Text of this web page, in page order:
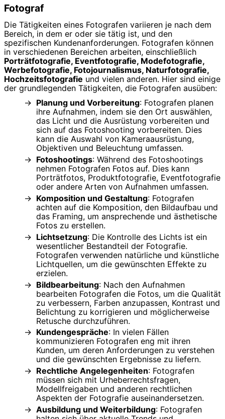
Fotograf
Die Tätigkeiten eines Fotografen variieren je nach dem
Bereich, in dem er oder sie tätig ist, und den
spezifischen Kundenanforderungen. Fotografen können
in verschiedenen Bereichen arbeiten, einschließlich
Porträtfotografie, Eventfotografie, Modefotografie,
Werbefotografie, Fotojournalismus, Naturfotografie,
Hochzeitsfotografie und vielen anderen. Hier sind einige
der grundlegenden Tätigkeiten, die Fotografen ausüben:
Planung und Vorbereitung: Fotografen planen
ihre Aufnahmen, indem sie den Ort auswählen,
das Licht und die Ausrüstung vorbereiten und
sich auf das Fotoshooting vorbereiten. Dies
kann die Auswahl von Kameraausrüstung,
Objektiven und Beleuchtung umfassen.
Fotoshootings: Während des Fotoshootings
nehmen Fotografen Fotos auf. Dies kann
Porträtfotos, Produktfotografie, Eventfotografie
oder andere Arten von Aufnahmen umfassen.
Komposition und Gestaltung: Fotografen
achten auf die Komposition, den Bildaufbau und
das Framing, um ansprechende und ästhetische
Fotos zu erstellen.
Lichtsetzung: Die Kontrolle des Lichts ist ein
wesentlicher Bestandteil der Fotografie.
Fotografen verwenden natürliche und künstliche
Lichtquellen, um die gewünschten Effekte zu
erzielen.
Bildbearbeitung: Nach den Aufnahmen
bearbeiten Fotografen die Fotos, um die Qualität
zu verbessern, Farben anzupassen, Kontrast und
Belichtung zu korrigieren und möglicherweise
Retusche durchzuführen.
Kundengespräche: In vielen Fällen
kommunizieren Fotografen eng mit ihren
Kunden, um deren Anforderungen zu verstehen
und die gewünschten Ergebnisse zu liefern.
Rechtliche Angelegenheiten: Fotografen
müssen sich mit Urheberrechtsfragen,
Modellfreigaben und anderen rechtlichen
Aspekten der Fotografie auseinandersetzen.
Ausbildung und Weiterbildung: Fotografen